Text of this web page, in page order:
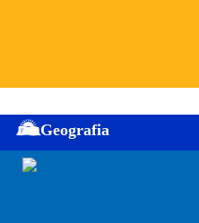
Geografia